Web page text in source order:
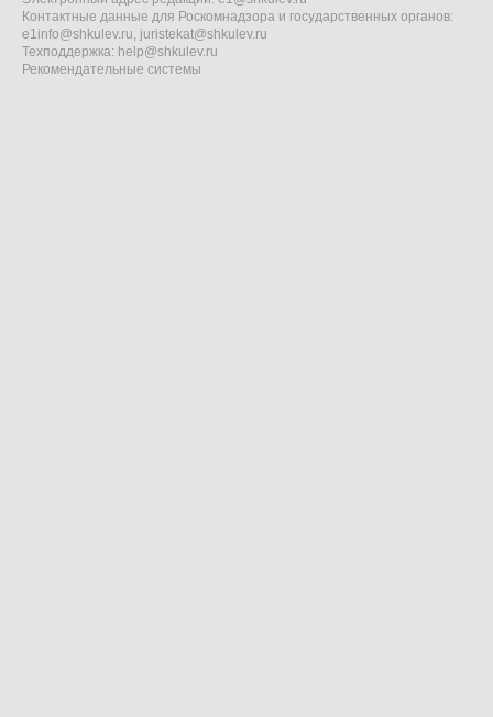
Контактные данные для Роскомнадзора и государственных органов:
e1info@shkulev.ru, juristekat@shkulev.ru
Техподдержка: help@shkulev.ru
Рекомендательные системы